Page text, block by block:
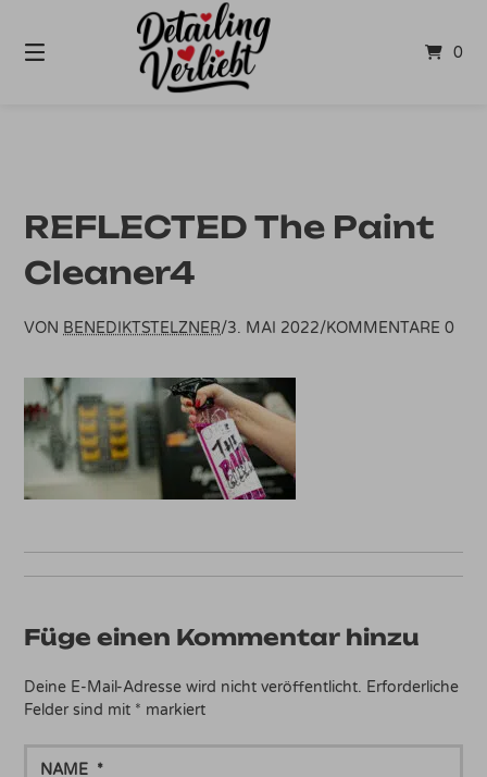
Inhalt
0
REFLECTED The Paint
Cleaner4
VON BENEDIKTSTELZNER/3. MAI 2022/KOMMENTARE 0
Füge einen Kommentar hinzu
Deine E-Mail-Adresse wird nicht veröffentlicht. Erforderliche
Felder sind mit * markiert